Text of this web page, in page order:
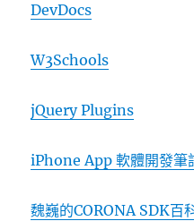
DevDocs
W3Schools
jQuery Plugins
iPhone App 軟體開發筆
魏巍的CORONA SDK百